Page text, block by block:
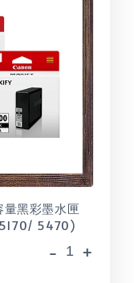
黑彩墨水匣
5470)
- +